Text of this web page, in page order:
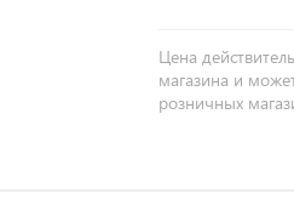
Цена
магазина и
розничных